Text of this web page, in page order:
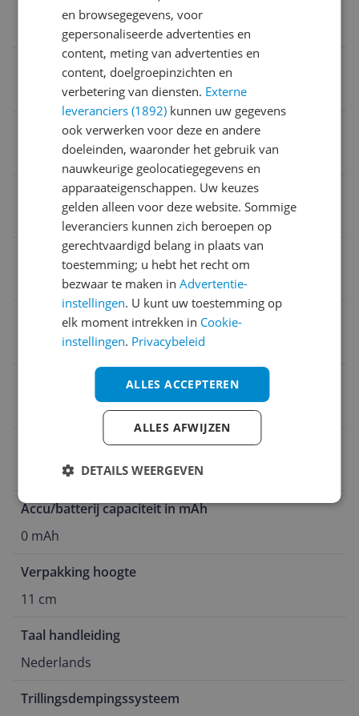
4460725
Verpakkingsinhoud
adapter voor stofafzuiging
Schuurmachine geschikt voor
Houten vloeren
Verpakking lengte
22,7 cm
Accu-platform
Einhell Power X Change 18V
Diameter draaicirkel
Aantal meegeleverde accu's/batterijen
Accu/batterij capaciteit in mAh
0 mAh
Verpakking hoogte
11 cm
Taal handleiding
Nederlands
Trillingsdempingssysteem
en browsegegevens, voor
gepersonaliseerde advertenties en
content, meting van advertenties en
content, doelgroepinzichten en
verbetering van diensten. Externe
leveranciers (1892) kunnen uw gegevens
ook verwerken voor deze en andere
doeleinden, waaronder het gebruik van
nauwkeurige geolocatiegegevens en
apparaateigenschappen. Uw keuzes
gelden alleen voor deze website. Sommige
leveranciers kunnen zich beroepen op
gerechtvaardigd belang in plaats van
toestemming; u hebt het recht om
bezwaar te maken inAdvertentie-
instellingen. U kunt uw toestemming op
elk moment intrekken in Cookie-
instellingen. Privacybeleid
ALLES ACCEPTEREN
ALLES AFWIJZEN
DETAILS WEERGEVEN